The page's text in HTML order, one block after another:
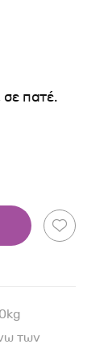
σε πατέ.
των